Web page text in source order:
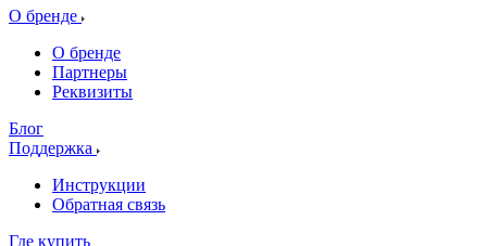
О бренде
О бренде
Партнеры
Реквизиты
Блог
Поддержка
Инструкции
Обратная связь
Где купить